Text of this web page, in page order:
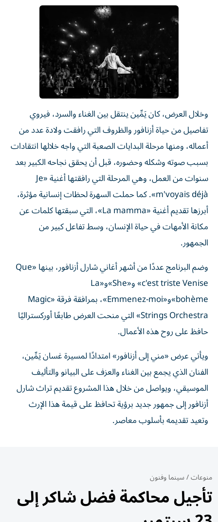
وخلال العرض، كان يَمِّين ينتقل بين الغناء والسرد، فيروي
تفاصيل من حياة أزنافور والظروف التي رافقت ولادة عدد من
أعماله، ومنها مرحلة البدايات الصعبة التي واجه خلالها انتقادات
بسبب صوته وشكله وحضوره، قبل أن يحقق نجاحه الكبير بعد
سنوات من العمل، وهي المرحلة التي رافقتها أغنية «Je
m'voyais déjà». كما حملت السهرة لحظات إنسانية مؤثرة،
أبرزها تقديم أغنية «La mamma»، التي سبقتها كلمات عن
مكانة الأمهات في حياة الإنسان، وسط تفاعل كبير من
الجمهور.
وضم البرنامج عددًا من أشهر أغاني شارل أزنافور، بينها «Que
c'est triste Venise» و«She»و«La
bohème»و«Emmenez-moi»، بمرافقة فرقة «Magic
Strings Orchestra» التي منحت العرض طابعًا أوركستراليًا
حافظ على روح هذه الأعمال.
ويأتي عرض «مني إلى أزنافور» امتدادًا لمسيرة غسان يَمِّين،
الفنان الذي يجمع بين الغناء والعزف على البيانو والتأليف
الموسيقي، ويواصل من خلال هذا المشروع تقديم تراث شارل
أزنافور إلى جمهور جديد برؤية تحافظ على قيمة هذا الإرث
وتعيد تقديمه بأسلوب معاصر.
منوعات/سينما وفنون
تأجيل محاكمة فضل شاكر إلى